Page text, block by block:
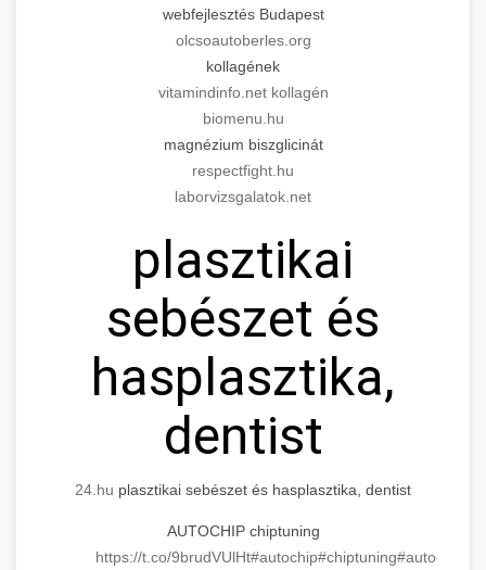
webfejlesztés Budapest
olcsoautoberles.org
kollagének
vitamindinfo.net kollagén
biomenu.hu
magnézium biszglicinát
respectfight.hu
laborvizsgalatok.net
plasztikai
sebészet és
hasplasztika,
dentist
24.hu plasztikai sebészet és hasplasztika, dentist
AUTOCHIP chiptuning
https://t.co/9brudVUlHt#autochip#chiptuning#autochip